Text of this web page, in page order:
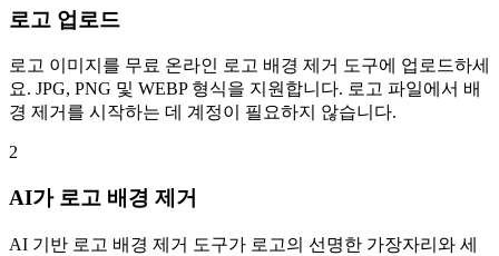
로고 업로드
로고 이미지를 무료 온라인 로고 배경 제거 도구에 업로드하세
요. JPG, PNG 및 WEBP 형식을 지원합니다. 로고 파일에서 배
경 제거를 시작하는 데 계정이 필요하지 않습니다.
2
AI가 로고 배경 제거
AI 기반 로고 배경 제거 도구가 로고의 선명한 가장자리와 세